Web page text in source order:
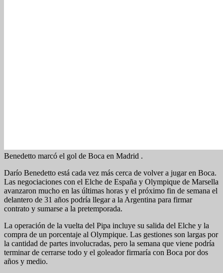
Benedetto marcó el gol de Boca en Madrid .
Darío Benedetto está cada vez más cerca de volver a jugar en Boca.
Las negociaciones con el Elche de España y Olympique de Marsella
avanzaron mucho en las últimas horas y el próximo fin de semana el
delantero de 31 años podría llegar a la Argentina para firmar
contrato y sumarse a la pretemporada.
La operación de la vuelta del Pipa incluye su salida del Elche y la
compra de un porcentaje al Olympique. Las gestiones son largas por
la cantidad de partes involucradas, pero la semana que viene podría
terminar de cerrarse todo y el goleador firmaría con Boca por dos
años y medio.